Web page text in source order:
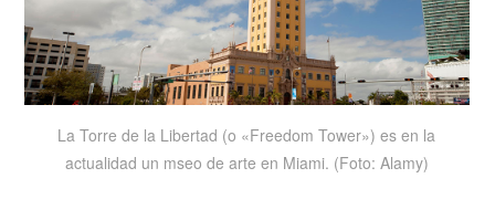
La Torre de la Libertad (o «Freedom Tower») es en la
actualidad un mseo de arte en Miami. (Foto: Alamy)